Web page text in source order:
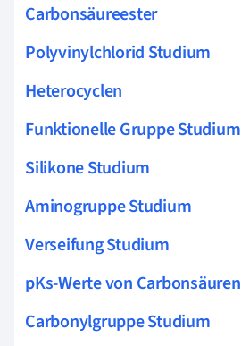
Carbonsäureester
Polyvinylchlorid Studium
Heterocyclen
Funktionelle Gruppe Studium
Silikone Studium
Aminogruppe Studium
Verseifung Studium
pKs-Werte von Carbonsäuren
Carbonylgruppe Studium